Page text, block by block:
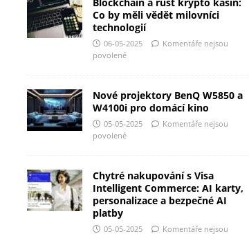
Co by měli vědět milovníci
technologií
06-05-2025
Komentáře nejsou
povolené
Nové projektory BenQ W5850 a
W4100i pro domácí kino
05-05-2025
Komentáře nejsou
povolené
Chytré nakupování s Visa
Intelligent Commerce: AI karty,
personalizace a bezpečné AI
platby
05-05-2025 Komentáře nejsou